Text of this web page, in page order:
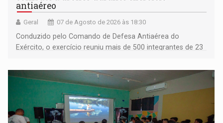
antiaéreo
Geral 07 de Agosto de 2026 às 18:30
Conduzido pelo Comando de Defesa Antiaérea do
Exército, o exercício reuniu mais de 500 integrantes de 23